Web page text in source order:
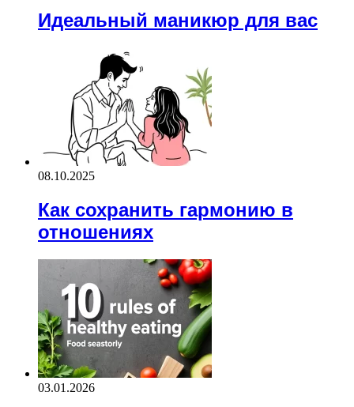
Идеальный маникюр для вас
08.10.2025
Как сохранить гармонию в
отношениях
03.01.2026